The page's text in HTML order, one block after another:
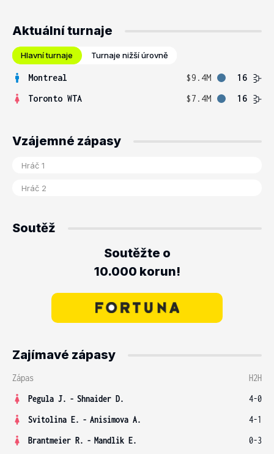
Aktuální turnaje
Hlavní turnaje Turnaje nižší úrovně
Montreal $9.4M
16
Toronto WTA
$7.4M 16
Vzájemné zápasy
Soutěž
Soutěžte o
10.000 korun!
Zajímavé zápasy
Zápas
H2H
Pegula J. - Shnaider D.
4-0
Svitolina E. - Anisimova A.
4-1
Brantmeier R. - Mandlik E.
0-3